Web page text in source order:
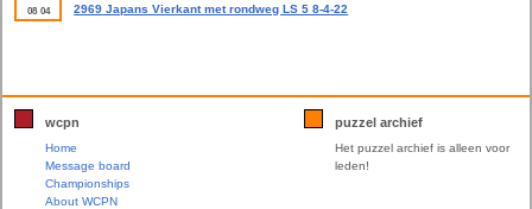
08 04 2969 Japans Vierkant met rondweg LS 5 8-4-22
wcpn
Home
Message board
Championships
About WCPN
puzzel archief
Het puzzel archief is alleen voor
leden!